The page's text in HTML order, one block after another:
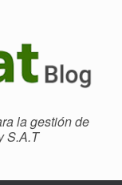
la gestión de
S.A.T